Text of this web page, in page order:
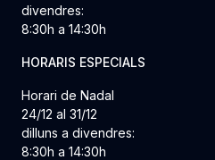
divendres:
8:30h a 14:30h
HORARIS ESPECIALS
Horari de Nadal
24/12 al 31/12
dilluns a divendres:
8:30h a 14:30h